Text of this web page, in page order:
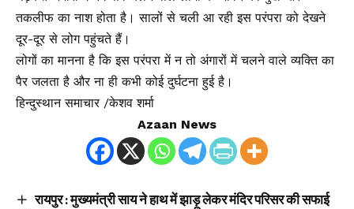
तकलीफ का नाश होता है। सालों से चली आ रही इस परंपरा को देखने
दूर-दूर से लोग पहुंचते हैं।
लोगों का मानना है कि इस परंपरा में न तो अंगारों में चलने वाले व्यक्ति का
पैर जलता है और ना ही कभी कोई दुर्घटना हुई है।
हिन्दुस्थान समाचार /केशव शर्मा
Azaan News
रायपुर : मुख्यमंत्री साय ने हाथ में झाड़ू लेकर मंदिर परिसर की सफाई